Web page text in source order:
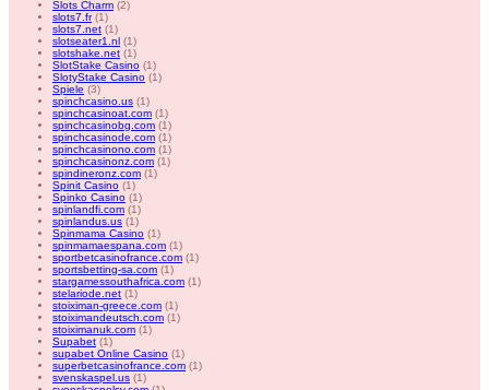
Slots Charm (2)
slots7.fr(1)
slots7.net (1)
slotseater1.nl (1)
slotshake.net (1)
SlotStake Casino (1)
SlotyStake Casino (1)
Spiele (3)
spinchcasino.us (1)
spinchcasinoat.com (1)
spinchcasinobg.com (1)
spinchcasinode.com (1)
spinchcasinono.com (1)
spinchcasinonz.com (1)
spindineronz.com (1)
Spinit Casino (1)
Spinko Casino (1)
spinlandfi.com (1)
spinlandus.us (1)
Spinmama Casino (1)
spinmamaespana.com (1)
sportbetcasinofrance.com (1)
sportsbetting-sa.com (1)
stargamessouthafrica.com (1)
stelariode.net (1)
stoiximan-greece.com (1)
stoiximandeutsch.com (1)
stoiximanuk.com (1)
Supabet (1)
supabet Online Casino (1)
superbetcasinofrance.com (1)
svenskaspel.us (1)